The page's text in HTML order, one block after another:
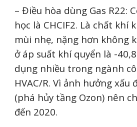
– Điều hòa dùng Gas R22:
học là CHCIF2. Là chất khí
mùi nhẹ, nặng hơn không
ở áp suất khí quyển là -
dụng nhiều trong ngành
HVAC/R. Vì ảnh hưởng
(phá hủy tầng Ozon) nên
đến 2020.